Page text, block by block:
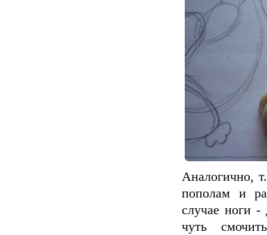
Аналогично,
пополам и
случае ноги -
чуть